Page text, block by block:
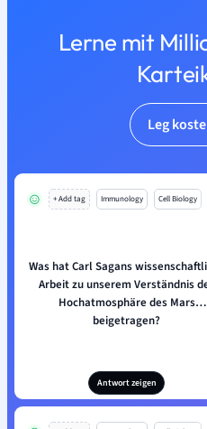
Lerne mit
Leg
+ Add tag Immunology Cell Biology
Was hat Carl Sagans
Arbeit zu unserem Verständnis
Hochatmosphäre des Mars
beigetragen?
Antwort zeigen